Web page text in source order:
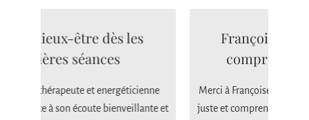
Françoise a su voir juste et
comprendre mon besoin
Merci à Françoise pour ce soin ! Françoise a su voir
juste et comprendre mon besoin. Elle m’a proposé